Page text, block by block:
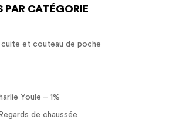
CATÉGORIE
cuite et couteau de poche
Youle – 1%
de chaussée